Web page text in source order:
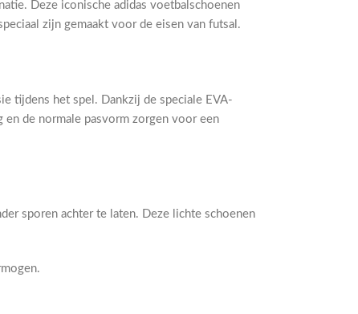
Deze iconische adidas voetbalschoenen
zijn gemaakt voor de eisen van futsal.
tijdens het spel. Dankzij de speciale EVA-
de normale pasvorm zorgen voor een
sporen achter te laten. Deze lichte schoenen